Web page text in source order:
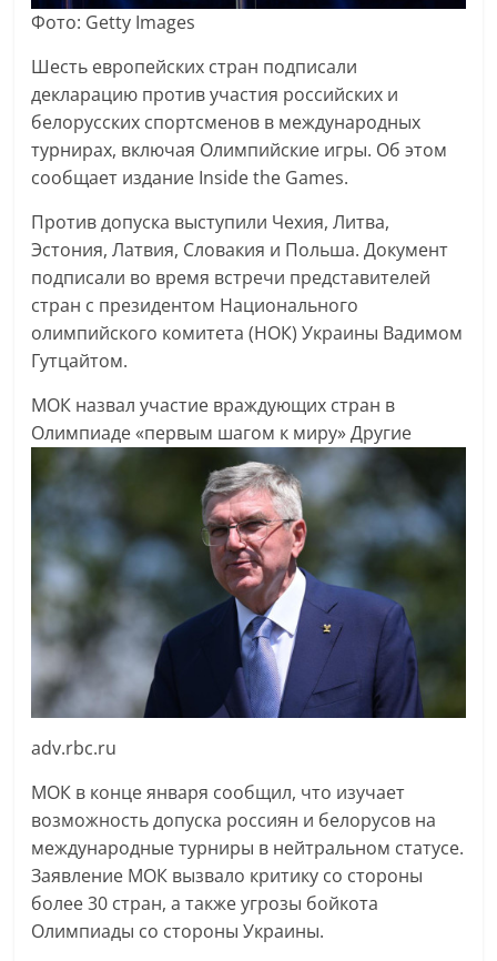
Фото: Getty Images
Шесть европейских стран подписали
декларацию против участия российских и
белорусских спортсменов в международных
турнирах, включая Олимпийские игры. Об этом
сообщает издание Inside the Games.
Против допуска выступили Чехия, Литва,
Эстония, Латвия, Словакия и Польша. Документ
подписали во время встречи представителей
стран с президентом Национального
олимпийского комитета (НОК) Украины Вадимом
Гутцайтом.
МОК назвал участие враждующих стран в
Олимпиаде «первым шагом к миру»Другие
adv.rbc.ru
МОК в конце января сообщил, что изучает
возможность допуска россиян и белорусов на
международные турниры в нейтральном статусе.
Заявление МОК вызвало критику со стороны
более 30 стран, а также угрозы бойкота
Олимпиады со стороны Украины.